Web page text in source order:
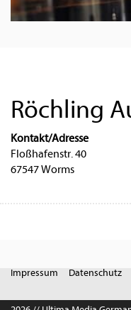
Röchling
Kontakt/Adresse
Floßhafenstr. 40
67547 Worms
Impressum Datenschutz